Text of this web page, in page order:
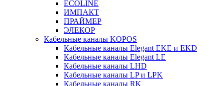
ECOLINE
ИМПАКТ
ПРАЙМЕР
ЭЛЕКОР
Кабельные каналы KOPOS
Кабельные каналы Elegant EKE и EKD
Кабельные каналы Elegant LE
Кабельные каналы LHD
Кабельные каналы LP и LPK
Кабельные каналы RK